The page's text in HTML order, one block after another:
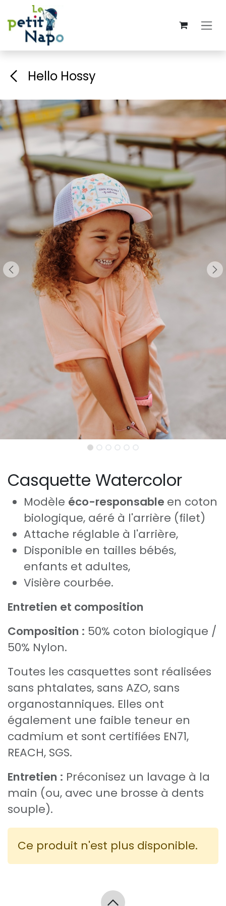
Se rendre au contenu
Hello Hossy
Casquette Watercolor
Modèle éco-responsable en coton
biologique, aéré à l'arrière (filet)
Attache réglable à l'arrière,
Disponible en tailles bébés,
enfants et adultes,
Visière courbée.
Entretien et composition
Composition : 50% coton biologique /
50% Nylon.
Toutes les casquettes sont réalisées
sans phtalates, sans AZO, sans
organostanniques. Elles ont
également une faible teneur en
cadmium et sont certifiées EN71,
REACH, SGS.
Entretien : Préconisez un lavage à la
main (ou, avec une brosse à dents
souple).
Ce produit n'est plus disponible.